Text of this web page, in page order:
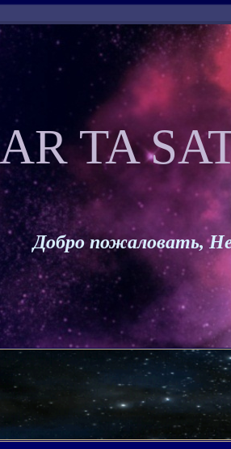
TA
Добро пожаловать,